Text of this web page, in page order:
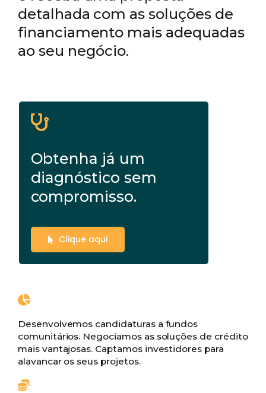
detalhada com as soluções de
financiamento mais adequadas
ao seu negócio.
Obtenha já um
diagnóstico sem
compromisso.
Clique aqui
Desenvolvemos candidaturas a fundos
comunitários. Negociamos as soluções de crédito
mais vantajosas. Captamos investidores para
alavancar os seus projetos.